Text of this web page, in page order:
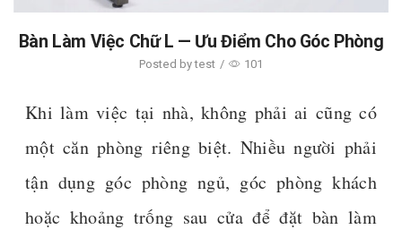
Bàn Làm Việc Chữ L — Ưu Điểm Cho Góc Phòng
Posted bytest / 101
Khi làm việc tại nhà, không phải ai cũng có
một căn phòng riêng biệt. Nhiều người phải
tận dụng góc phòng ngủ, góc phòng khách
hoặc khoảng trống sau cửa để đặt bàn làm